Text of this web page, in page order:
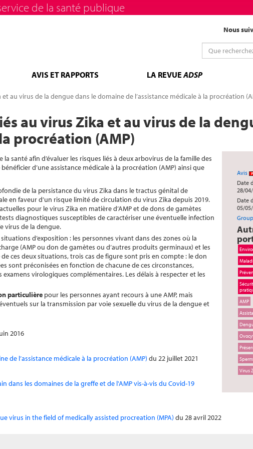
de la santé publique
Nous
AVIS ET RAPPORTS LA REVUEADSP
au virus de la dengue dans le domaine de l’assistance médicale à la procréation
au virus Zika et au virus de la
procréation (AMP)
Avis
Date
28/
Date
05/
AMP
Virus
santé afin d’évaluer les risques liés à deux arbovirus de la famille des
d’une assistance médicale à la procréation (AMP) ainsi que
de la persistance du virus Zika dans le tractus génital de
en faveur d’un risque limité de circulation du virus Zika depuis 2019.
pour le virus Zika en matière d’AMP et de dons de gamètes
diagnostiques susceptibles de caractériser une éventuelle infection
virus de la dengue.
situations d’exposition : les personnes vivant dans des zones où la
(AMP ou don de gamètes ou d’autres produits germinaux) et les
ces deux situations, trois cas de figure sont pris en compte : le don
sont préconisées en fonction de chacune de ces circonstances,
virologiques complémentaires. Les délais à respecter et les
particulière pour les personnes ayant recours à une AMP, mais
sur la transmission par voie sexuelle du virus de la dengue et
2016
de l’assistance médicale à la procréation (AMP) du 22 juillet 2021
les domaines de la greffe et de l'AMP vis-à-vis du Covid-19
virus in the field of medically assisted procreation (MPA) du 28 avril 2022